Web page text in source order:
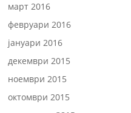
март 2016
февруари 2016
јануари 2016
декември 2015
ноември 2015
октомври 2015